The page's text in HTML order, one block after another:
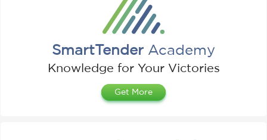
SmartTender Academy
Knowledge for Your Victories
Get More